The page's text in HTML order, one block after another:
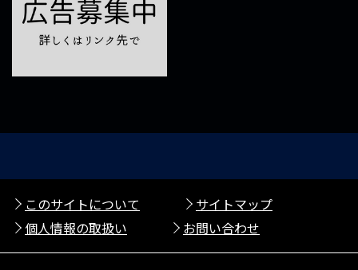
このサイトについて
サイトマップ
個人情報の取扱い
お問い合わせ